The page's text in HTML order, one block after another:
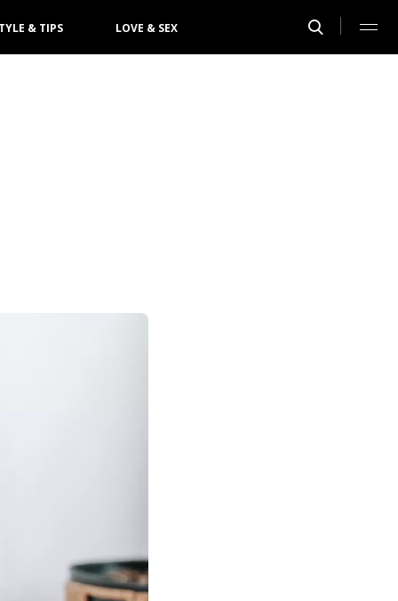
& TIPS LOVE & SEX